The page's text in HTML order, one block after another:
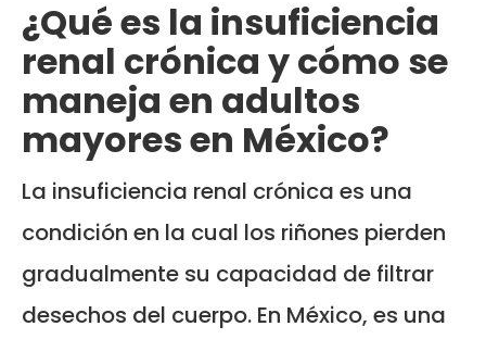
¿Qué es la insuficiencia
renal crónica y cómo se
maneja en adultos
mayores en México?
La insuficiencia renal crónica es una
condición en la cual los riñones pierden
gradualmente su capacidad de filtrar
desechos del cuerpo. En México, es una